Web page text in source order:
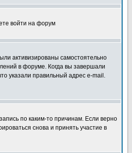
войти на форум
активизированы самостоятельно
в форуме. Когда вы завершали
указали правильный адрес e-mail.
по каким-то причинам. Если верно
снова и принять участие в